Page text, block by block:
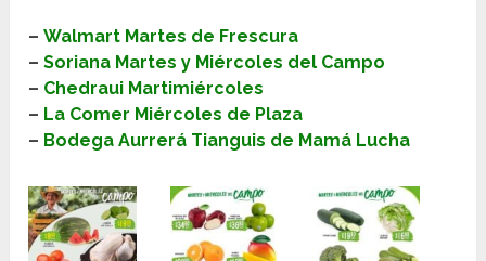
–Walmart Martes de Frescura
–Soriana Martes y Miércoles del Campo
– Chedraui Martimiércoles
– La Comer Miércoles de Plaza
– Bodega Aurrerá Tianguis de Mamá Lucha